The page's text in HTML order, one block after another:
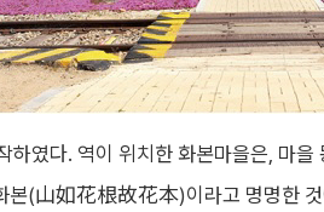
였다. 역이 위치한 화본마을은, 마을
본(山如花根故花本)이라고 명명한